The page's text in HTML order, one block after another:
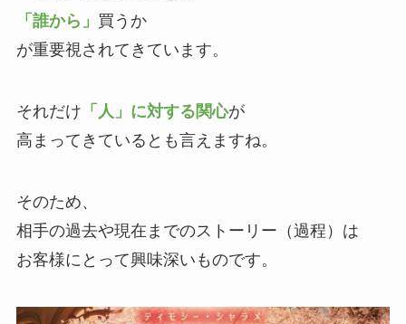
「誰から」 買うか
が重要視されてきています。
それだけ 「人」に対する関心が
高まってきているとも言えますね。
そのため、
相手の過去や現在までのストーリー（過程）は
お客様にとって興味深いものです。